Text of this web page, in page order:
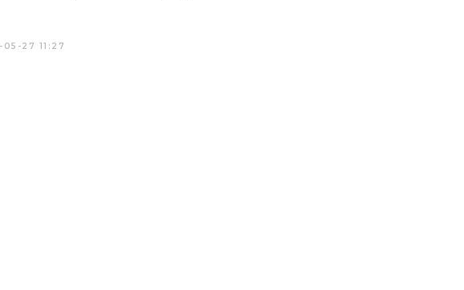
27 11:27